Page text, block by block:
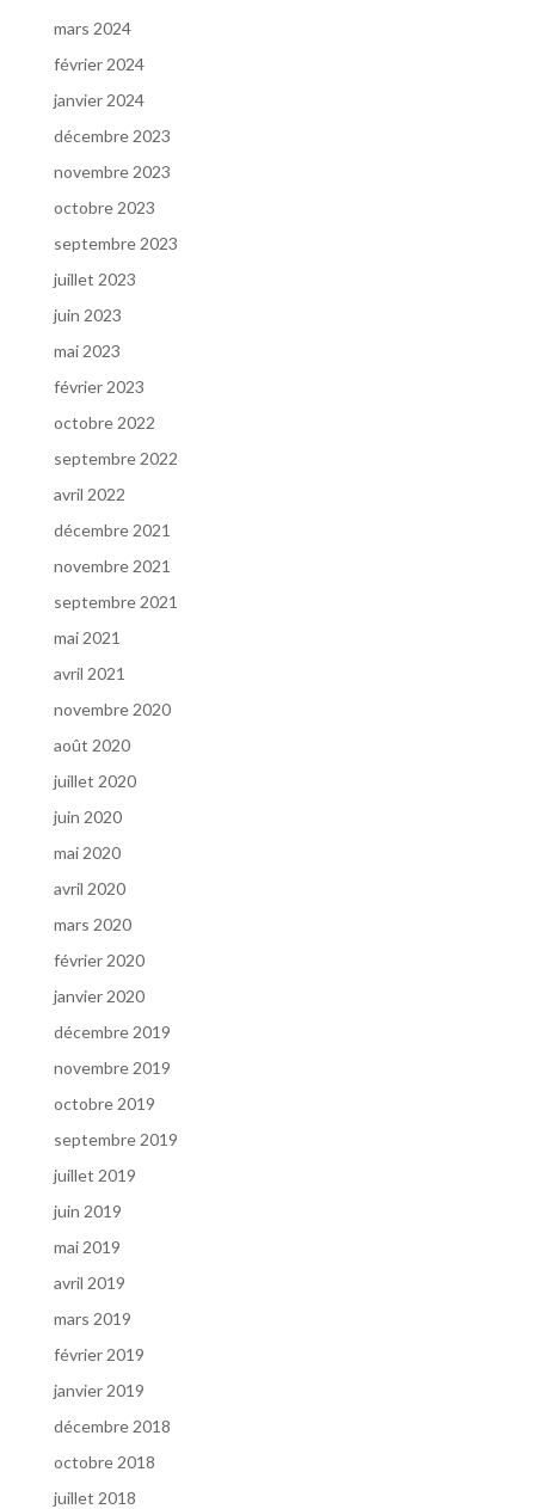
mars 2024
février 2024
janvier 2024
décembre 2023
novembre 2023
octobre 2023
septembre 2023
juillet 2023
juin 2023
mai 2023
février 2023
octobre 2022
septembre 2022
avril 2022
décembre 2021
novembre 2021
septembre 2021
mai 2021
avril 2021
novembre 2020
août 2020
juillet 2020
juin 2020
mai 2020
avril 2020
mars 2020
février 2020
janvier 2020
décembre 2019
novembre 2019
octobre 2019
septembre 2019
juillet 2019
juin 2019
mai 2019
avril 2019
mars 2019
février 2019
janvier 2019
décembre 2018
octobre 2018
juillet 2018